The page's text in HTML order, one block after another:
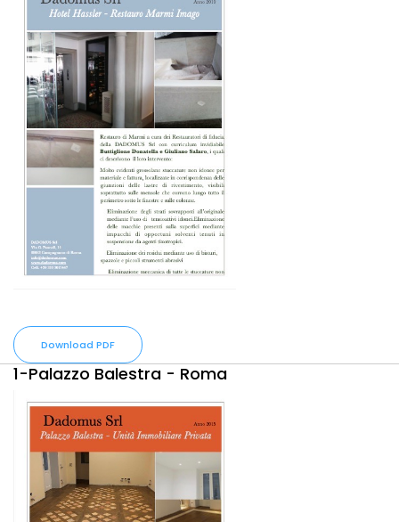
Download PDF
1-Palazzo Balestra - Roma